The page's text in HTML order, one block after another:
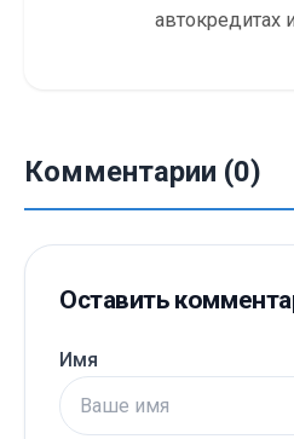
автокредитах
Комментарии (0)
Оставить
Имя